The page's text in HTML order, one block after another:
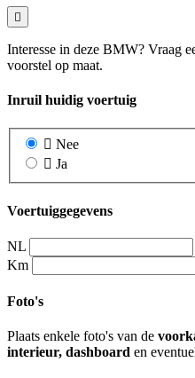
Interesse in deze BMW? Vraag
voorstel op maat.
Inruil huidig voertuig
Nee
Ja
Voertuiggegevens
NL
Km
Foto's
Plaats enkele foto's van de
interieur, dashboard en